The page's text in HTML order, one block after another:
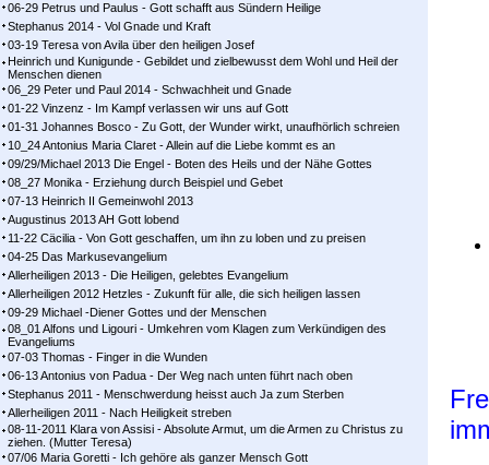
06-29 Petrus und Paulus - Gott schafft aus Sündern Heilige
Stephanus 2014 - Vol Gnade und Kraft
03-19 Teresa von Avila über den heiligen Josef
Heinrich und Kunigunde - Gebildet und zielbewusst dem Wohl und Heil der
Menschen dienen
06_29 Peter und Paul 2014 - Schwachheit und Gnade
01-22 Vinzenz - Im Kampf ver­las­sen wir uns auf Gott
01-31 Johannes Bosco - Zu Gott, der Wunder wirkt, unaufhörlich schreien
10_24 Antonius Maria Claret - Allein auf die Liebe kommt es an
09/29/Michael 2013 Die Engel - Boten des Heils und der Nähe Gottes
08_27 Monika - Erziehung durch Beispiel und Gebet
07-13 Heinrich II Gemeinwohl 2013
Augustinus 2013 AH Gott lobend
11-22 Cäcilia - Von Gott geschaffen, um ihn zu loben und zu preisen
04-25 Das Markusevangelium
Allerheiligen 2013 - Die Heiligen, gelebtes Evangelium
Allerheiligen 2012 Hetzles - Zukunft für alle, die sich heiligen lassen
09-29 Michael -Diener Gottes und der Menschen
08_01 Alfons und Ligouri - Umkehren vom Klagen zum Verkündigen des
Evangeliums
07-03 Thomas - Finger in die Wunden
06-13 Antonius von Padua - Der Weg nach unten führt nach oben
Stephanus 2011 - Menschwerdung heisst auch Ja zum Sterben
Allerheiligen 2011 - Nach Heiligkeit streben
08-11-2011 Klara von Assisi - Absolute Armut, um die Armen zu Christus zu
ziehen. (Mutter Teresa)
07/06 Maria Goretti - Ich gehöre als ganzer Mensch Gott